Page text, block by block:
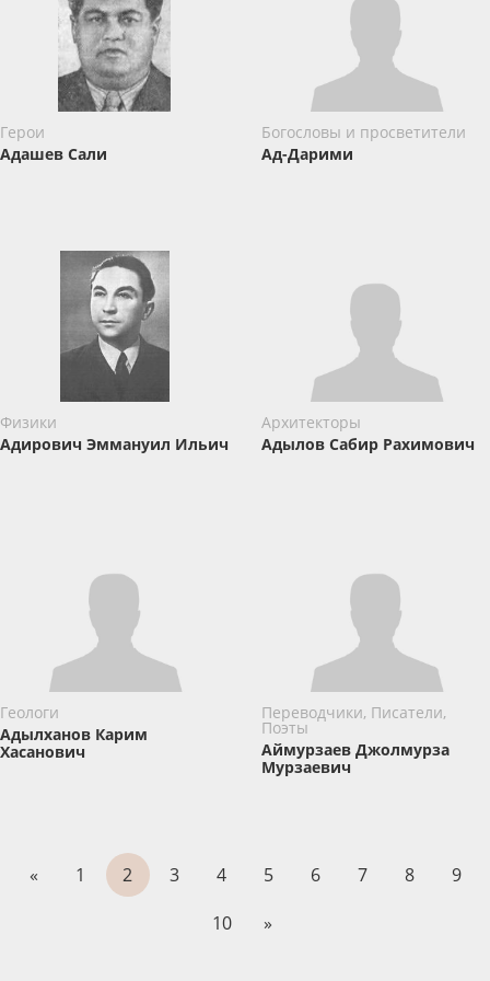
Герои
Адашев Сали
Богословы и просветители
Ад-Дарими
Физики
Адирович Эммануил Ильич
Архитекторы
Адылов Сабир Рахимович
Геологи
Адылханов Карим
Хасанович
Переводчики, Писатели,
Поэты
Аймурзаев Джолмурза
Мурзаевич
« 1 2 3 4 5 6 7 8
9
10
»